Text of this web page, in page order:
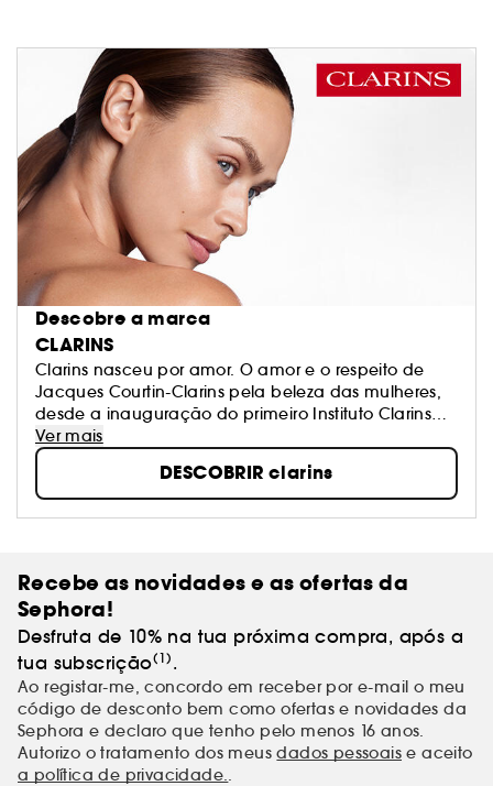
Descobre a marca
CLARINS
Clarins nasceu por amor. O amor e o respeito de
Jacques Courtin-Clarins pela beleza das mulheres,
desde a inauguração do primeiro Instituto Clarins
em Paris, em 1954. N ° 1 Beleza Europeia, a Clarins
trabalha incansavelmente para oferecer a todas as
mulheres o melhor da natureza. A Clarins tem
milhões de clientes fiéis e, para a marca, cada um
é único.
Ver mais
DESCOBRIR clarins
Recebe as novidades e as ofertas da
Sephora!
Desfruta de 10% na tua próxima compra, após a
tua subscrição(1) .
Ao registar-me, concordo em receber por e-mail o meu
código de desconto bem como ofertas e novidades da
Sephora e declaro que tenho pelo menos 16 anos.
Autorizo o tratamento dos meusdados pessoais e aceito
a política de privacidade..